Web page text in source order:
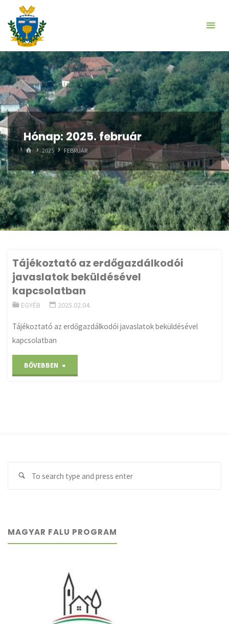
content
Hónap:2025. február
HOME
2025 FEBRUÁR
Tájékoztató az erdőgazdálkodói
javaslatok beküldésével
kapcsolatban
EGYÉB 2025.02.04.
Tájékoztató az erdőgazdálkodói javaslatok beküldésével
kapcsolatban
BŐVEBBEN
kapcsolatban"
Search
MAGYAR FALU PROGRAM